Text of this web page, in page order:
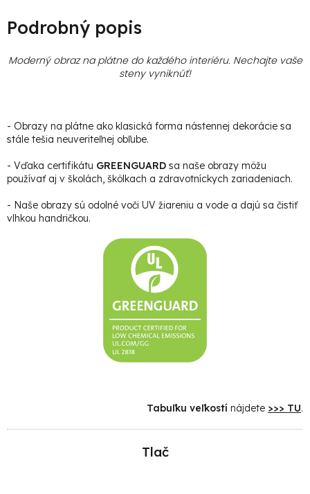
Podrobný popis
Moderný obraz na plátne do každého interiéru. Nechajte vaše
steny vyniknúť!
- Obrazy na plátne ako klasická forma nástennej dekorácie sa
stále tešia neuveriteľnej obľube.
- Vďaka certifikátu GREENGUARD sa naše obrazy môžu
používať aj v školách, škôlkach a zdravotníckych zariadeniach.
- Naše obrazy sú odolné voči UV žiareniu a vode a dajú sa čistiť
vlhkou handričkou.
Tabuľku veľkostí nájdete >>> TU.
Tlač